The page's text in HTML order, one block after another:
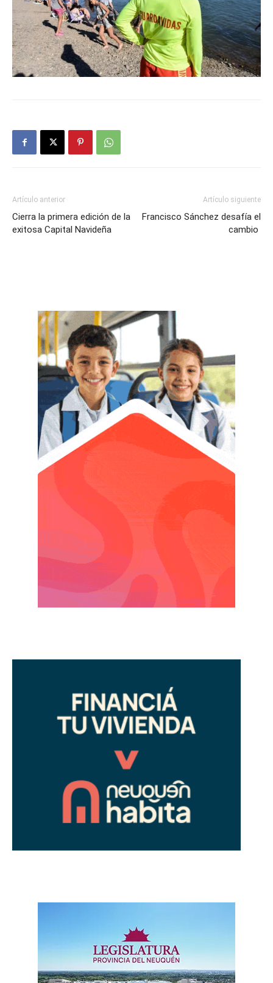
Artículo anterior
Cierra la primera edición de la
exitosa Capital Navideña
Artículo siguiente
Francisco Sánchez desafía el
cambio